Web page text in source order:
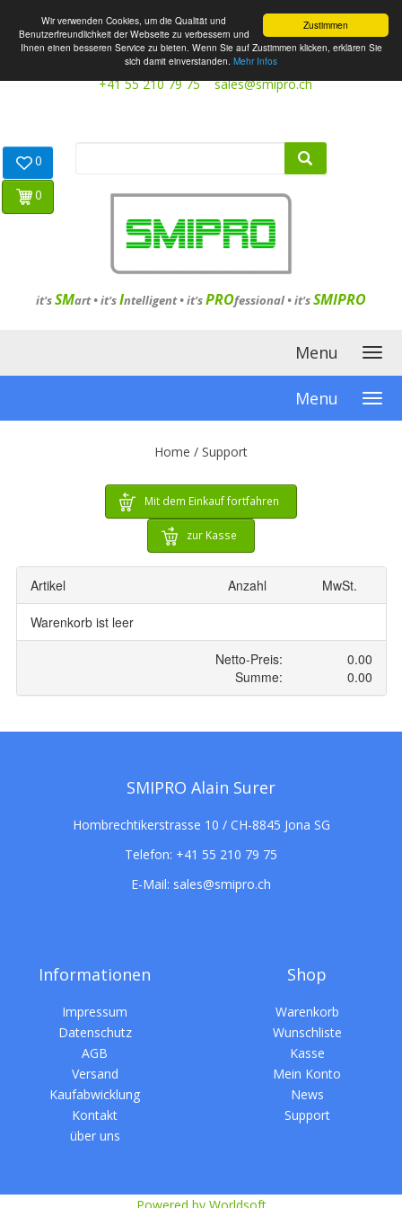
Zustimmen
Wir verwenden Cookies, um die Qualität und
Benutzerfreundlichkeit der Webseite zu verbessern und
Ihnen einen besseren Service zu bieten. Wenn Sie auf Zustimmen klicken, erklären Sie
sich damit einverstanden. Mehr Infos
+41 55 210 79 75 sales@smipro.ch
it'sSMart •it'sIntelligent•it'sPROfessional •it'sSMIPRO
0
0
Menu
Menu
Home / Support
Mit dem Einkauf fortfahren
zur Kasse
SMIPRO Alain Surer
Hombrechtikerstrasse 10 / CH-8845 Jona SG
Telefon: +41 55 210 79 75
E-Mail: sales@smipro.ch
Informationen
Impressum
Datenschutz
AGB
Versand
Kaufabwicklung
Kontakt
über uns
Shop
Warenkorb
Wunschliste
Kasse
Mein Konto
News
Support
Powered by Worldsoft